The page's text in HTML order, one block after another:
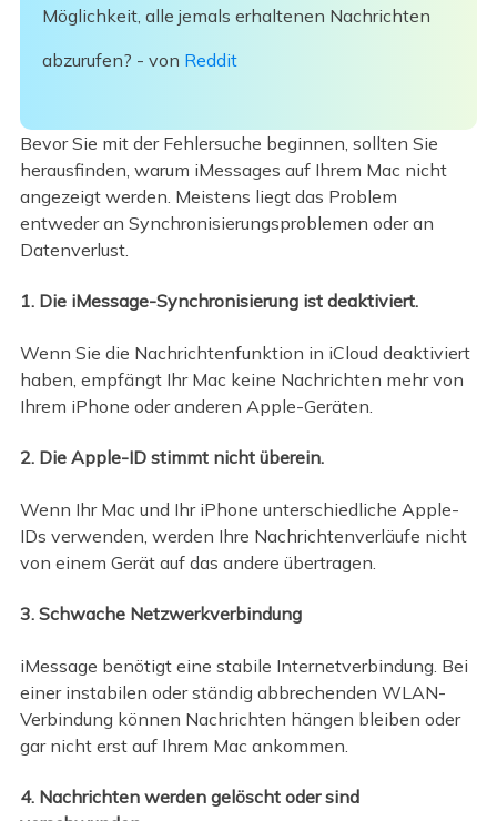
Möglichkeit, alle jemals erhaltenen Nachrichten
abzurufen? - von Reddit
Bevor Sie mit der Fehlersuche beginnen, sollten Sie
herausfinden, warum iMessages auf Ihrem Mac nicht
angezeigt werden. Meistens liegt das Problem
entweder an Synchronisierungsproblemen oder an
Datenverlust.
1. Die iMessage-Synchronisierung ist deaktiviert.
Wenn Sie die Nachrichtenfunktion in iCloud deaktiviert
haben, empfängt Ihr Mac keine Nachrichten mehr von
Ihrem iPhone oder anderen Apple-Geräten.
2. Die Apple-ID stimmt nicht überein.
Wenn Ihr Mac und Ihr iPhone unterschiedliche Apple-
IDs verwenden, werden Ihre Nachrichtenverläufe nicht
von einem Gerät auf das andere übertragen.
3. Schwache Netzwerkverbindung
iMessage benötigt eine stabile Internetverbindung. Bei
einer instabilen oder ständig abbrechenden WLAN-
Verbindung können Nachrichten hängen bleiben oder
gar nicht erst auf Ihrem Mac ankommen.
4. Nachrichten werden gelöscht oder sind